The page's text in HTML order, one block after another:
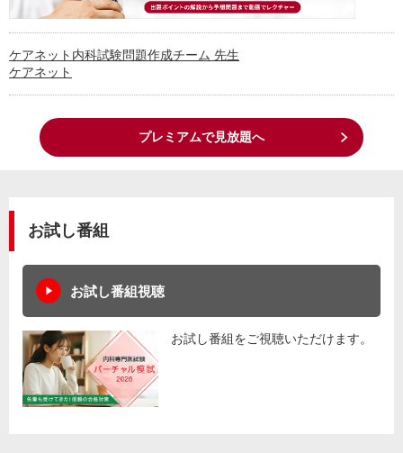
ケアネット内科試験問題作成チーム 先生
ケアネット
プレミアムで見放題へ
お試し番組
お試し番組視聴
お試し番組をご視聴いただけます。